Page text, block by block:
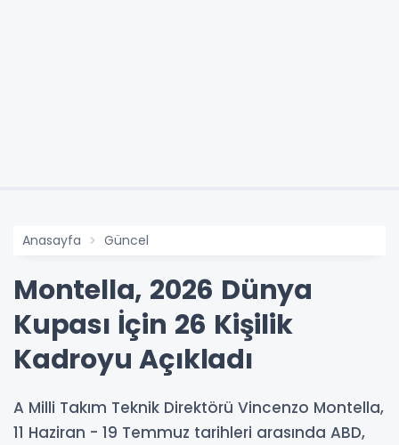
Anasayfa Güncel
Montella, 2026 Dünya
Kupası İçin 26 Kişilik
Kadroyu Açıkladı
A Milli Takım Teknik Direktörü Vincenzo Montella,
11 Haziran - 19 Temmuz tarihleri arasında ABD,